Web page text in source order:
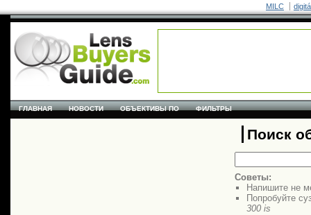
MILC
ГЛАВНАЯ НОВОСТИ ОБЪЕКТИВЫ ПО ФИЛЬТРЫ
Поиск
Советы:
Напишите не
Попробуйте
300 is